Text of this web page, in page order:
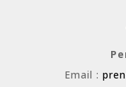
Email :